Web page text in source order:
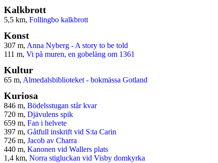
Kalkbrott
5,5 km, Follingbo kalkbrott
Konst
307 m, Anna Nyberg - A story to be told
111 m, Vi på muren, en gobeläng om 1361
Kultur
65 m, Almedalsbiblioteket - bokmässa Gotland
Kuriosa
846 m, Bödelsstugan står kvar
720 m, Djävulens spik
659 m, Fan i helvete
397 m, Gåtfull inskrift vid S:ta Carin
726 m, Jacob av Charra
440 m, Kanonen vid Wallers plats
1,4 km, Norra stigluckan vid Visby domkyrka